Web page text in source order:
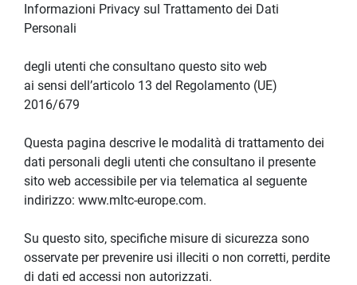
Informazioni Privacy sul Trattamento dei Dati
Personali
degli utenti che consultano questo sito web
ai sensi dell’articolo 13 del Regolamento (UE)
2016/679
Questa pagina descrive le modalità di trattamento dei
dati personali degli utenti che consultano il presente
sito web accessibile per via telematica al seguente
indirizzo: www.mltc-europe.com.
Su questo sito, specifiche misure di sicurezza sono
osservate per prevenire usi illeciti o non corretti, perdite
di dati ed accessi non autorizzati.